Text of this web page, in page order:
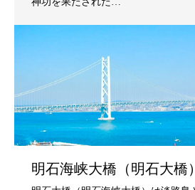
明石海峡大橋（明石大橋）